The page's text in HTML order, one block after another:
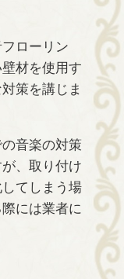
ローリン
材を使用す
策を講じま
音楽の対策
、取り付け
てしまう場
には業者に